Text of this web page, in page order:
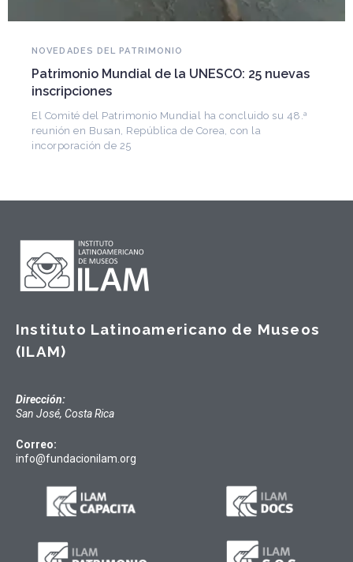
La Cámara de Diputados dio sanción definitiva a una
iniciativa de la senadora Beatriz Galiñares (UCR), por
Instituto Latinoamericano de Museos
(ILAM)
Dirección:
San José, Costa Rica
Correo:
info@fundacionilam.org